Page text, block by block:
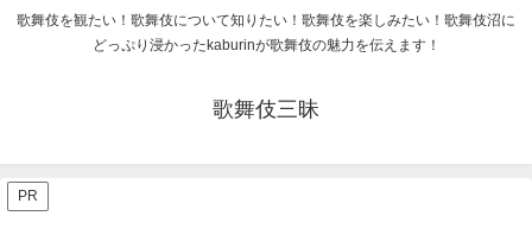
歌舞伎を観たい！歌舞伎について知りたい！歌舞伎を楽しみたい！歌舞伎沼に
どっぷり浸かったkaburinが歌舞伎の魅力を伝えます！
歌舞伎三昧
PR